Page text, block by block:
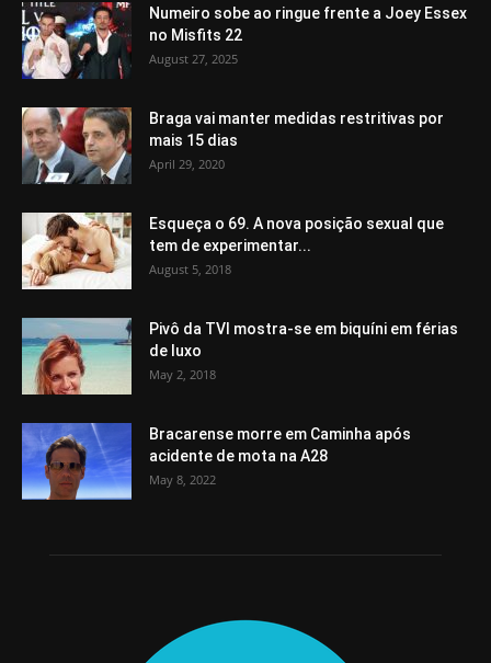
Numeiro sobe ao ringue frente a Joey Essex
no Misfits 22
August 27, 2025
Braga vai manter medidas restritivas por
mais 15 dias
April 29, 2020
Esqueça o 69. A nova posição sexual que
tem de experimentar...
August 5, 2018
Pivô da TVI mostra-se em biquíni em férias
de luxo
May 2, 2018
Bracarense morre em Caminha após
acidente de mota na A28
May 8, 2022